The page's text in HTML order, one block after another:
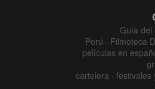
Guía del
Perú · Filmoteca
películas en
cartelera ·